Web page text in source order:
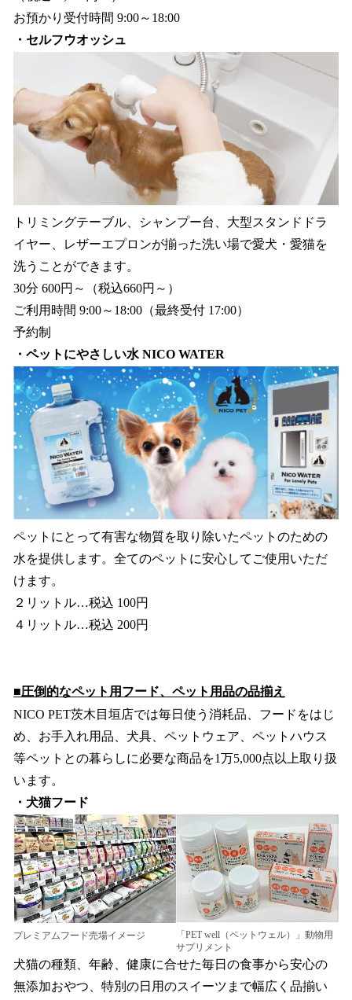
お預かり受付時間 9:00～18:00
・セルフウオッシュ
トリミングテーブル、シャンプー台、大型スタンドドラ
イヤー、レザーエプロンが揃った洗い場で愛犬・愛猫を
洗うことができます。
30分 600円～（税込660円～）
ご利用時間 9:00～18:00（最終受付 17:00）
予約制
・ペットにやさしい水 NICO WATER
ペットにとって有害な物質を取り除いたペットのための
水を提供します。全てのペットに安心してご使用いただ
けます。
２リットル…税込 100円
４リットル…税込 200円
■圧倒的なペット用フード、ペット用品の品揃え
NICO PET茨木目垣店では毎日使う消耗品、フードをはじ
め、お手入れ用品、犬具、ペットウェア、ペットハウス
等ペットとの暮らしに必要な商品を1万5,000点以上取り扱
います。
・犬猫フード
プレミアムフード売場イメージ
「PET well（ペットウェル）」動物用
サプリメント
犬猫の種類、年齢、健康に合せた毎日の食事から安心の
無添加おやつ、特別の日用のスイーツまで幅広く品揃い